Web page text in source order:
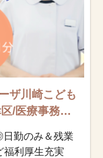
ザ川崎こども
/医療事務
日勤のみ＆残業
福利厚生充実